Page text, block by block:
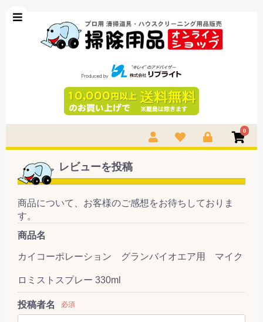
0
レビューを投稿
商品について、お客様のご感想をお待ちしておりま
す。
商品名
カイコーポレーション グランバイオエア用 マイク
ロミストスプレー 330ml
投稿者名 必須